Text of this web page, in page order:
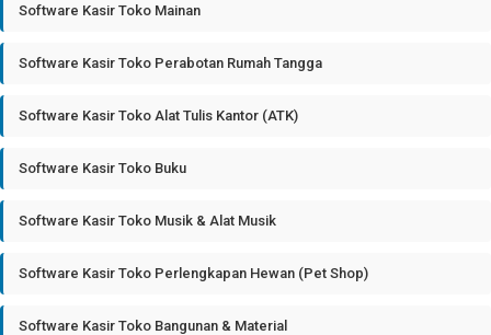
Software Kasir Toko Mainan
Software Kasir Toko Perabotan Rumah Tangga
Software Kasir Toko Alat Tulis Kantor (ATK)
Software Kasir Toko Buku
Software Kasir Toko Musik & Alat Musik
Software Kasir Toko Perlengkapan Hewan (Pet Shop)
Software Kasir Toko Bangunan & Material